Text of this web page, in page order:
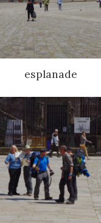
esplanade